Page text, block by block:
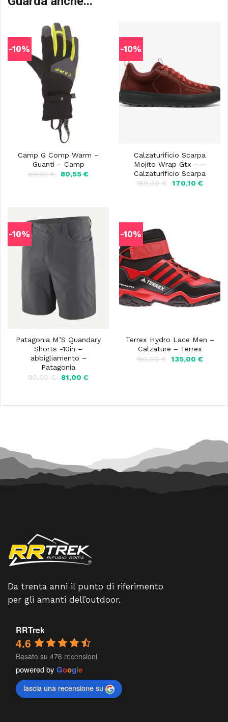
-10%
Camp G Comp Warm –
Guanti – Camp
89,50€
Il
80,55 €Il
-10%
Calzaturificio Scarpa
Mojito Wrap Gtx – –
Calzaturificio Scarpa
189,00€
Il
170,10 €Il
-10%
Patagonia M’S Quandary
Shorts -10in –
abbigliamento –
Patagonia
90,00€
Il
90,00 €.
81,00 €Il
81,00 €.
-10%
Terrex Hydro Lace Men –
Calzature – Terrex
150,00€ Il
135,00€Il
Da trenta anni il punto di riferimento
per gli amanti dell’outdoor.
RRTrek
4.6
Basato su 476 recensioni
powered by Google
lascia una recensione su